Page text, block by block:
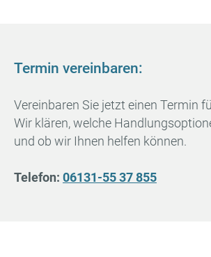
Termin vereinbaren:
Vereinbaren Sie jetzt einen Termin
Wir klären, welche
und ob wir Ihnen helfen können.
Telefon: 06131-55 37 855